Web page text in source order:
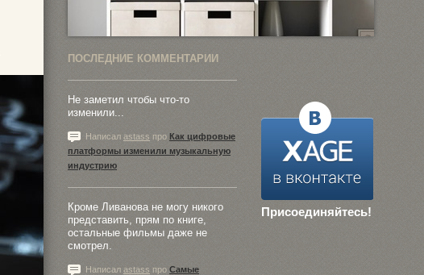
ПОСЛЕДНИЕ КОММЕНТАРИИ
Присоединяйтесь!
Не заметил чтобы что-то
изменили...
Написал astass про Как цифровые
платформы изменили музыкальную
индустрию
Кроме Ливанова не могу никого
представить, прям по книге,
остальные фильмы даже не
смотрел.
Написал astass про Самые